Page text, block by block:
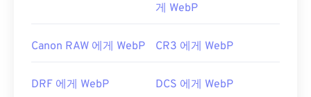
게 WebP
Canon RAW 에게 WebP CR3 에게 WebP
DRF 에게 WebP DCS 에게 WebP